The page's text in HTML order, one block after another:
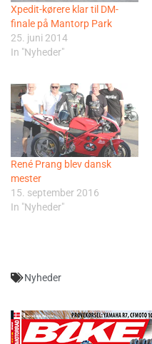
Xpedit-kørere klar til DM-
finale på Mantorp Park
25. juni 2014
In "Nyheder"
René Prang blev dansk
mester
15. september 2016
In "Nyheder"
Nyheder